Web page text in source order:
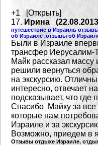
+1 [Открыть]
17. Ирина
путешествие в Израиль
об Израиле ,отзывы об
Были в Израиле
трансфер Иерусалим-
Майк рассказал массу
решили вернуться
на экскурсию.
интересно, отвечает
подсказывает, что где
Спасибо Майку за
которые нам
Израиле и за
Возможно, приедем в
Отзывы отдыхе Израиле,